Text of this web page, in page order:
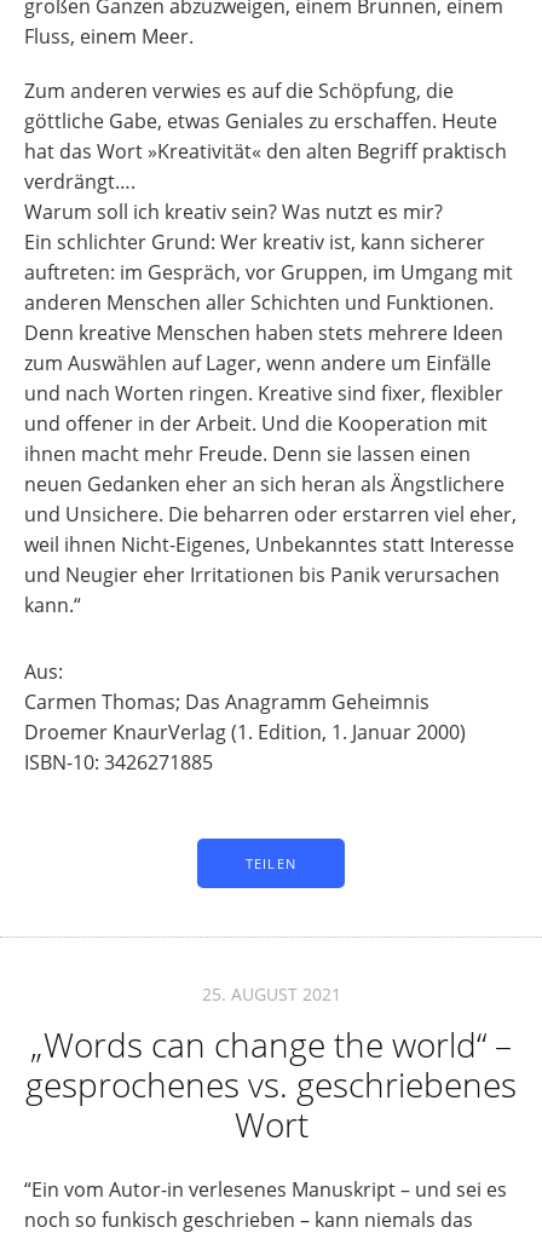
großen Ganzen abzuzweigen, einem Brunnen, einem
Fluss, einem Meer.
Zum anderen verwies es auf die Schöpfung, die
göttliche Gabe, etwas Geniales zu erschaffen. Heute
hat das Wort »Kreativität« den alten Begriff praktisch
verdrängt….
Warum soll ich kreativ sein? Was nutzt es mir?
Ein schlichter Grund: Wer kreativ ist, kann sicherer
auftreten: im Gespräch, vor Gruppen, im Umgang mit
anderen Menschen aller Schichten und Funktionen.
Denn kreative Menschen haben stets mehrere Ideen
zum Auswählen auf Lager, wenn andere um Einfälle
und nach Worten ringen. Kreative sind fixer, flexibler
und offener in der Arbeit. Und die Kooperation mit
ihnen macht mehr Freude. Denn sie lassen einen
neuen Gedanken eher an sich heran als Ängstlichere
und Unsichere. Die beharren oder erstarren viel eher,
weil ihnen Nicht-Eigenes, Unbekanntes statt Interesse
und Neugier eher Irritationen bis Panik verursachen
kann.“
Aus:
Carmen Thomas; Das Anagramm Geheimnis
Droemer KnaurVerlag (1. Edition, 1. Januar 2000)
ISBN-10: 3426271885
TEILEN
25. AUGUST 2021
„Words can change the world“ –
gesprochenes vs. geschriebenes
Wort
“Ein vom Autor-in verlesenes Manuskript – und sei es
noch so funkisch geschrieben – kann niemals das